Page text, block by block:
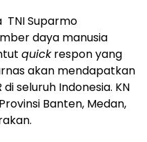
TNI Suparmo
daya manusia
quickrespon yang
akan mendapatkan
seluruh Indonesia. KN
Banten, Medan,